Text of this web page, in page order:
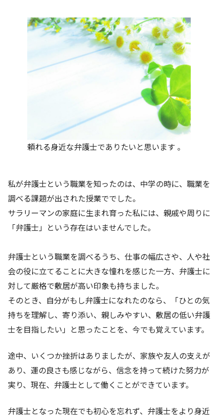
頼れる身近な弁護士でありたいと思います 。
私が弁護士という職業を知ったのは、中学の時に、職業を
調べる課題が出された授業ででした。
サラリーマンの家庭に生まれ育った私には、親戚や周りに
「弁護士」という存在はいませんでした。
弁護士という職業を調べるうち、仕事の幅広さや、人や社
会の役に立てることに大きな憧れを感じた一方、弁護士に
対して厳格で敷居が高い印象も持ちました。
そのとき、自分がもし弁護士になれたのなら、「ひとの気
持ちを理解し、寄り添い、親しみやすい、敷居の低い弁護
士を目指したい」と思ったことを、今でも覚えています。
途中、いくつか挫折はありましたが、家族や友人の支えが
あり、運の良さも感じながら、信念を持って続けた努力が
実り、現在、弁護士として働くことができています。
弁護士となった現在でも初心を忘れず、弁護士をより身近